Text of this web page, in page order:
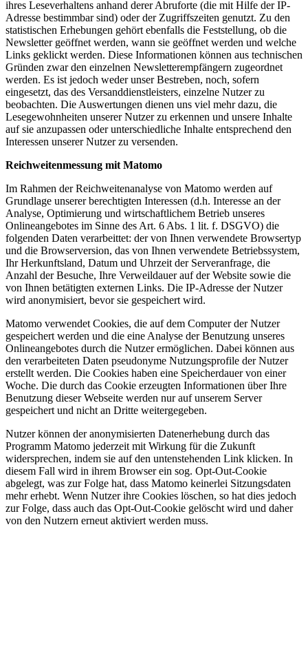
ihres Leseverhaltens anhand derer Abruforte (die mit Hilfe der IP-
Adresse bestimmbar sind) oder der Zugriffszeiten genutzt. Zu den
statistischen Erhebungen gehört ebenfalls die Feststellung, ob die
Newsletter geöffnet werden, wann sie geöffnet werden und welche
Links geklickt werden. Diese Informationen können aus technischen
Gründen zwar den einzelnen Newsletterempfängern zugeordnet
werden. Es ist jedoch weder unser Bestreben, noch, sofern
eingesetzt, das des Versanddienstleisters, einzelne Nutzer zu
beobachten. Die Auswertungen dienen uns viel mehr dazu, die
Lesegewohnheiten unserer Nutzer zu erkennen und unsere Inhalte
auf sie anzupassen oder unterschiedliche Inhalte entsprechend den
Interessen unserer Nutzer zu versenden.
Reichweitenmessung mit Matomo
Im Rahmen der Reichweitenanalyse von Matomo werden auf
Grundlage unserer berechtigten Interessen (d.h. Interesse an der
Analyse, Optimierung und wirtschaftlichem Betrieb unseres
Onlineangebotes im Sinne des Art. 6 Abs. 1 lit. f. DSGVO) die
folgenden Daten verarbeittet: der von Ihnen verwendete Browsertyp
und die Browserversion, das von Ihnen verwendete Betriebssystem,
Ihr Herkunftsland, Datum und Uhrzeit der Serveranfrage, die
Anzahl der Besuche, Ihre Verweildauer auf der Website sowie die
von Ihnen betätigten externen Links. Die IP-Adresse der Nutzer
wird anonymisiert, bevor sie gespeichert wird.
Matomo verwendet Cookies, die auf dem Computer der Nutzer
gespeichert werden und die eine Analyse der Benutzung unseres
Onlineangebotes durch die Nutzer ermöglichen. Dabei können aus
den verarbeiteten Daten pseudonyme Nutzungsprofile der Nutzer
erstellt werden. Die Cookies haben eine Speicherdauer von einer
Woche. Die durch das Cookie erzeugten Informationen über Ihre
Benutzung dieser Webseite werden nur auf unserem Server
gespeichert und nicht an Dritte weitergegeben.
Nutzer können der anonymisierten Datenerhebung durch das
Programm Matomo jederzeit mit Wirkung für die Zukunft
widersprechen, indem sie auf den untenstehenden Link klicken. In
diesem Fall wird in ihrem Browser ein sog. Opt-Out-Cookie
abgelegt, was zur Folge hat, dass Matomo keinerlei Sitzungsdaten
mehr erhebt. Wenn Nutzer ihre Cookies löschen, so hat dies jedoch
zur Folge, dass auch das Opt-Out-Cookie gelöscht wird und daher
von den Nutzern erneut aktiviert werden muss.